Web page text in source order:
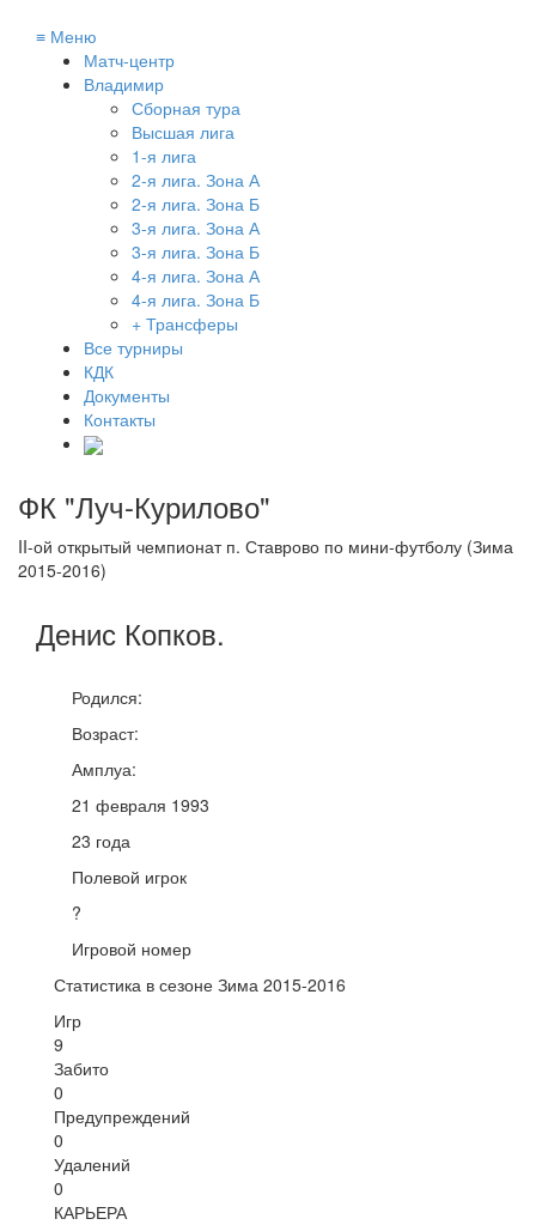
≡ Меню
Матч-центр
Владимир
Сборная тура
Высшая лига
1-я лига
2-я лига. Зона А
2-я лига. Зона Б
3-я лига. Зона А
3-я лига. Зона Б
4-я лига. Зона А
4-я лига. Зона Б
+ Трансферы
Все турниры
КДК
Документы
Контакты
ФК "Луч-Курилово"
II-ой открытый чемпионат п. Ставрово по мини-футболу (Зима
2015-2016)
Денис Копков.
Родился:
Возраст:
Амплуа:
21 февраля 1993
23 года
Полевой игрок
?
Игровой номер
Статистика в сезоне Зима 2015-2016
Игр
9
Забито
0
Предупреждений
0
Удалений
0
КАРЬЕРА